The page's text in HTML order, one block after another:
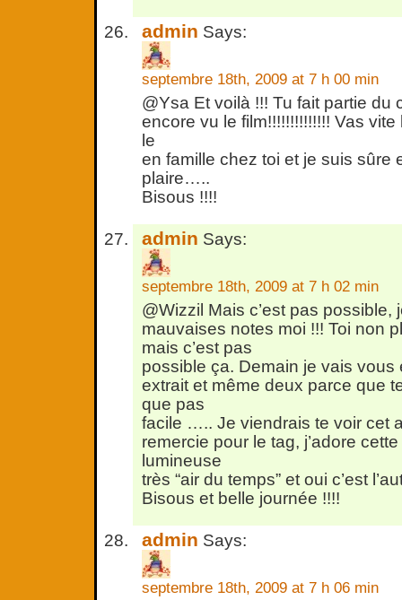
admin Says:
septembre 18th, 2009 at 7 h 00 min
@Ysa Et voilà !!! Tu fait partie du
encore vu le film!!!!!!!!!!!!!! Vas
le
en famille chez toi et je suis sûre
plaire…..
Bisous !!!!
admin Says:
septembre 18th, 2009 at 7 h 02 min
@Wizzil Mais c’est pas possible,
mauvaises notes moi !!! Toi non
mais c’est pas
possible ça. Demain je vais vous
extrait et même deux parce que
que pas
facile ….. Je viendrais te voir cet
remercie pour le tag, j’adore
lumineuse
très “air du temps” et oui c’est
Bisous et belle journée !!!!
admin Says:
septembre 18th, 2009 at 7 h 06 min